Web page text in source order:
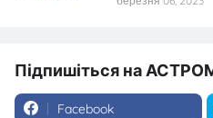
Підпишіться на
Facebook